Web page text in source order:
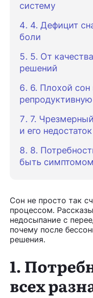
Сон не просто так
процессом.
недосыпание с
почему после
решения.
1.
всех
систему
4. Дефицит
боли
5. От
решений
6. Плохой сон
7.
и его недостаток
8.
быть симптомом